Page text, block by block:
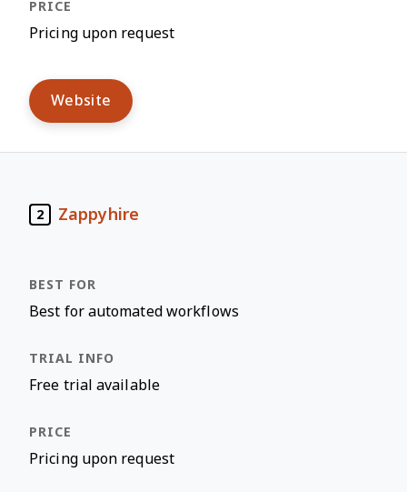
Pricing upon request
Website
2 Zappyhire
Best for automated workflows
Free trial available
Pricing upon request